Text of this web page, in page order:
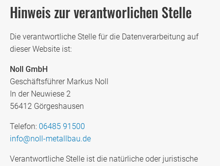
Hinweis zur verantworlichen Stelle
Die verantwortliche Stelle für die Datenverarbeitung auf
dieser Website ist:
Noll GmbH
Geschäftsführer Markus Noll
In der Neuwiese 2
56412 Görgeshausen
Telefon: 06485 91500
info@noll-metallbau.de
Verantwortliche Stelle ist die natürliche oder juristische